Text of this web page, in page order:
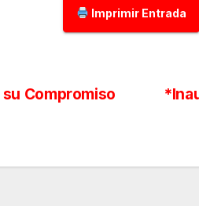
Imprimir Entrada
Compromiso